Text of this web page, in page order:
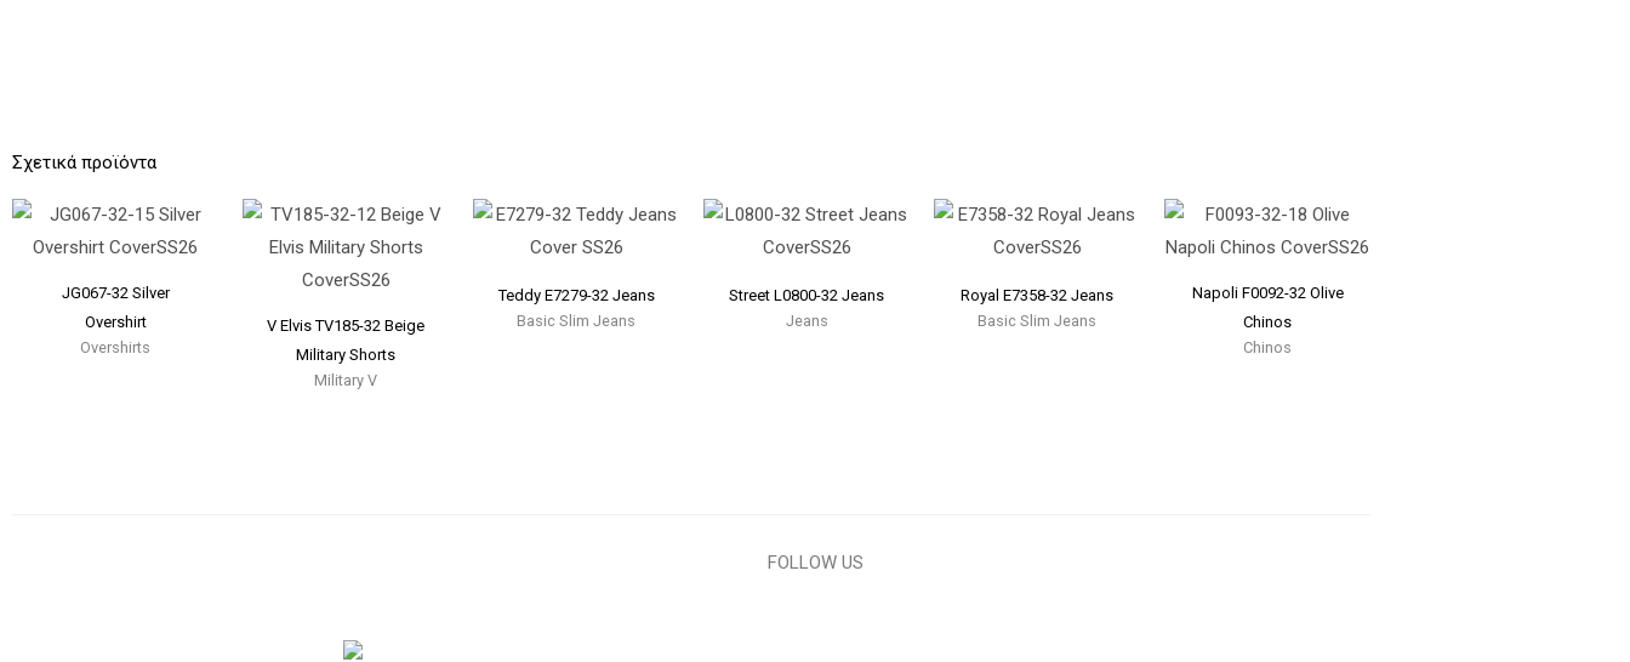
Σχετικά προϊόντα
JG067-32 Silver
Overshirt
Overshirts
V Elvis TV185-32 Beige
Military Shorts
Military V
Teddy E7279-32 Jeans
Basic Slim Jeans
Street L0800-32 Jeans
Jeans
Royal E7358-32 Jeans
Basic Slim Jeans
Napoli F0092-32 Olive
Chinos
Chinos
FOLLOW US